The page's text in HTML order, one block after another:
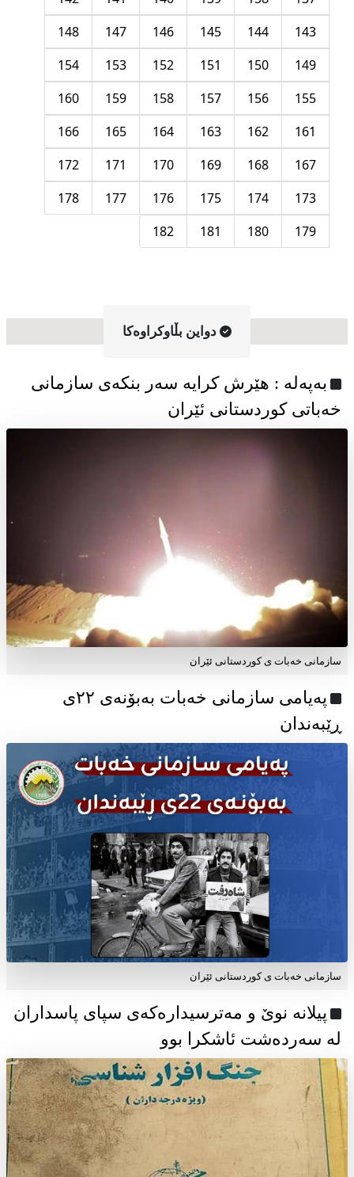
143
144
145
146
147
148
149
150
151
152
153
154
155
156
157
158
159
160
161
162
163
164
165
166
167
168
169
170
171
172
173
174
175
176
177
178
179
180
181
182
دواین بڵاوکراوه‌کا
به‌په‌له‌ : هێرش کرایە سەر بنکەی سازمانی
خەباتی کوردستانی ئێران
سازمانی خەبات ی کوردستانی ئێران
پەیامی سازمانی خەبات بەبۆنەی ۲۲ی
ڕێبەندان
سازمانی خەبات ی كوردستانی ئێران
پیلانە نوێ و مەترسیدارەکەی سپای پاسداران
لە سەردەشت ئاشکرا بوو